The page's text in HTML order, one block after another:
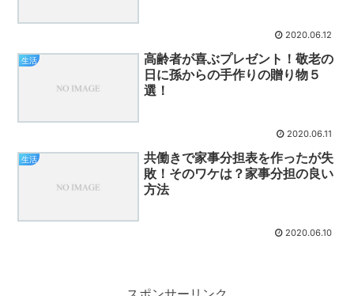
2020.06.12
生活
高齢者が喜ぶプレゼント！敬老の
日に孫からの手作りの贈り物５
選！
2020.06.11
生活
共働きで家事分担表を作ったが失
敗！そのワケは？家事分担の良い
方法
2020.06.10